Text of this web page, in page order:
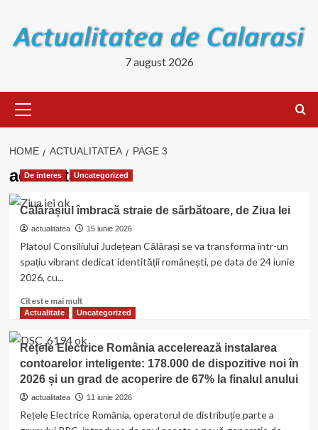
content
7 august 2026
Menu
HOME ACTUALITATEA PAGE 3
actualitatea
De interes Uncategorized
Călărașiul îmbracă straie de sărbătoare, de Ziua Iei
actualitatea 15 iunie 2026
Platoul Consiliului Județean Călărași se va transforma într-un
spațiu vibrant dedicat identității românești, pe data de 24 iunie
2026, cu...
Citeste mai multRead
more
Călărașiul
îmbracă
straie
de
sărbătoare,
Ziua
Actualitate Uncategorized
Rețele Electrice România accelerează instalarea
contoarelor inteligente: 178.000 de dispozitive noi în
2026 și un grad de acoperire de 67% la finalul anului
actualitatea 11 iunie 2026
Rețele Electrice România, operatorul de distribuție parte a